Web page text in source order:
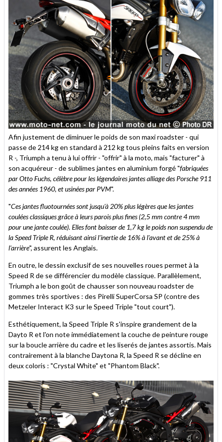
Afin justement de diminuer le poids de son maxi roadster - qui
passe de 214 kg en standard à 212 kg tous pleins faits en version
R -, Triumph a tenu à lui offrir - "offrir" à la moto, mais "facturer" à
son acquéreur - de sublimes jantes en aluminium forgé "fabriquées
par Otto Fuchs, célèbre pour les légendaires jantes alliage des Porsche 911
des années 1960, et usinées par PVM".
"Ces jantes fluotournées sont jusqu'à 20% plus légères que les jantes
coulées classiques grâce à leurs parois plus fines (2,5 mm contre 4 mm
pour une jante coulée). Elles font baisser de 1,7 kg le poids non suspendu de
la Speed Triple R, réduisant ainsi l'inertie de 16% à l'avant et de 25% à
l'arrière", assurent les Anglais.
En outre, le dessin exclusif de ses nouvelles roues permet à la
Speed R de se différencier du modèle classique. Parallèlement,
Triumph a le bon goût de chausser son nouveau roadster de
gommes très sportives : des Pirelli SuperCorsa SP (contre des
Metzeler Interact K3 sur le Speed Triple "tout court").
Esthétiquement, la Speed Triple R s'inspire grandement de la
Dayto R et l'on note immédiatement la couche de peinture rouge
sur la boucle arrière du cadre et les liserés de jantes assortis. Mais
contrairement à la blanche Daytona R, la Speed R se décline en
deux coloris : "Crystal White" et "Phantom Black".